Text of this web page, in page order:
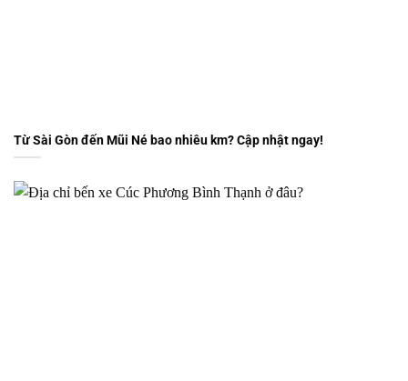
Từ Sài Gòn đến Mũi Né bao nhiêu km? Cập nhật ngay!